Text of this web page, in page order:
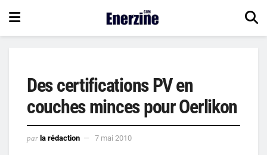
Des certifications PV en
couches minces pour Oerlikon
par la rédaction 7 mai 2010